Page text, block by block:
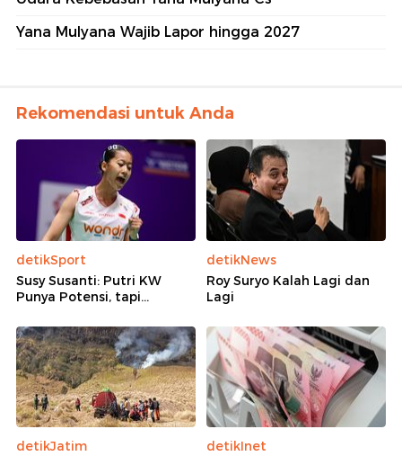
Yana Mulyana Wajib Lapor hingga 2027
Rekomendasi untuk Anda
detikSport
Susy Susanti: Putri KW
Punya Potensi, tapi...
detikNews
Roy Suryo Kalah Lagi dan
Lagi
detikJatim
detikInet